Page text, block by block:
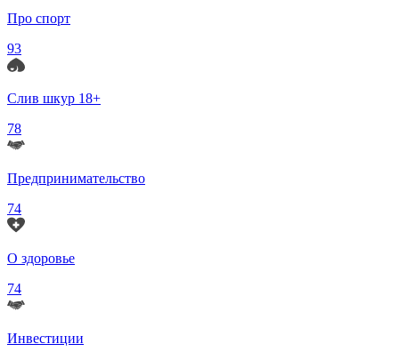
Про спорт
93
Слив шкур 18+
78
Предпринимательство
74
О здоровье
74
Инвестиции